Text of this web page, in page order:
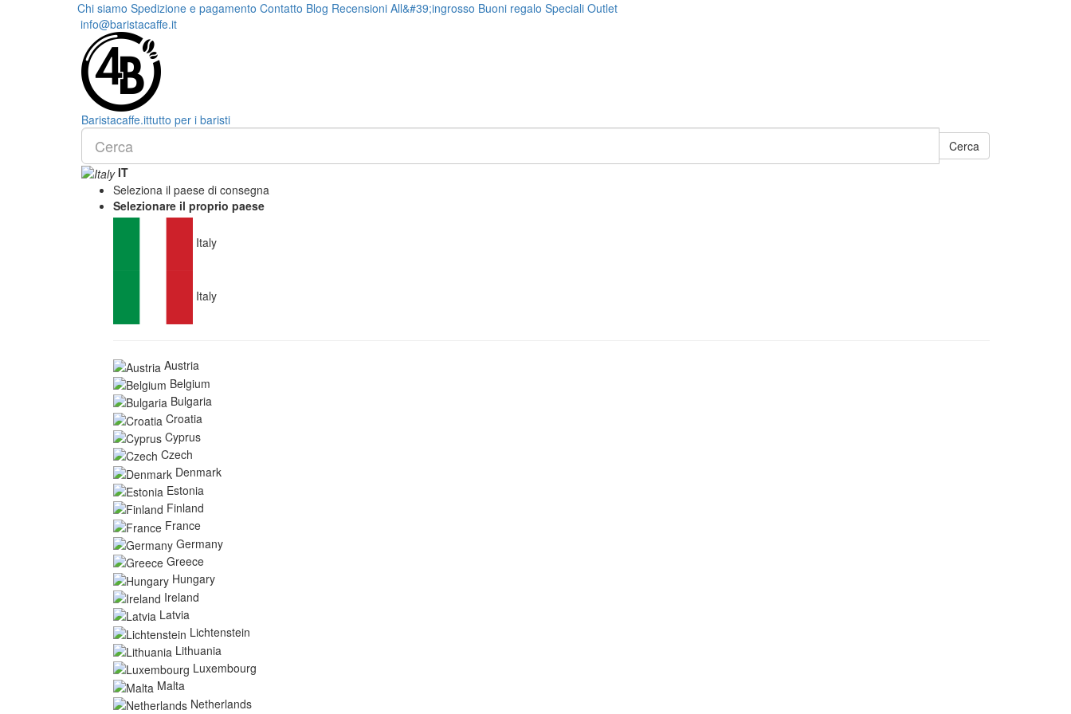
Chi siamo Spedizione e pagamento Contatto Blog Recensioni All&#39;ingrosso Buoni regalo Speciali Outlet
info@baristacaffe.it
Baristacaffe.ittutto per i baristi
Cerca
IT
Seleziona il paese di consegna
Selezionare il proprio paese
Italy
Italy
Austria
Belgium
Bulgaria
Croatia
Cyprus
Czech
Denmark
Estonia
Finland
France
Germany
Greece
Hungary
Ireland
Latvia
Lichtenstein
Lithuania
Luxembourg
Malta
Netherlands